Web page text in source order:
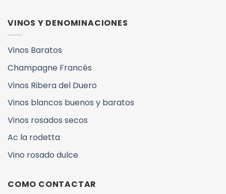
VINOS Y DENOMINACIONES
Vinos Baratos
Champagne Francés
Vinos Ribera del Duero
Vinos blancos buenos y baratos
Vinos rosados secos
Ac la rodetta
Vino rosado dulce
COMO CONTACTAR